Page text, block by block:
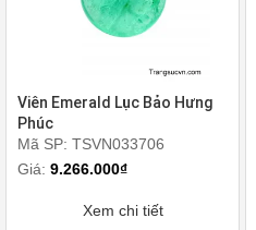
Viên Emerald Lục Bảo Hưng
Phúc
Mã SP: TSVN033706
Giá: 9.266.000₫
Xem chi tiết